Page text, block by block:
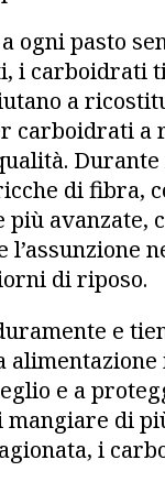
ogni pasto
i carboidrati
a
carboidrati a
di fibra,
avanzate,
di riposo.
e
e a
di
i